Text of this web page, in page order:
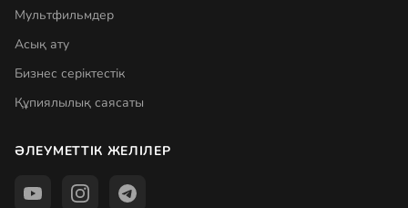
Мультфильмдер
Асық ату
Бизнес серіктестік
Құпиялылық саясаты
ӘЛЕУМЕТТІК ЖЕЛІЛЕР